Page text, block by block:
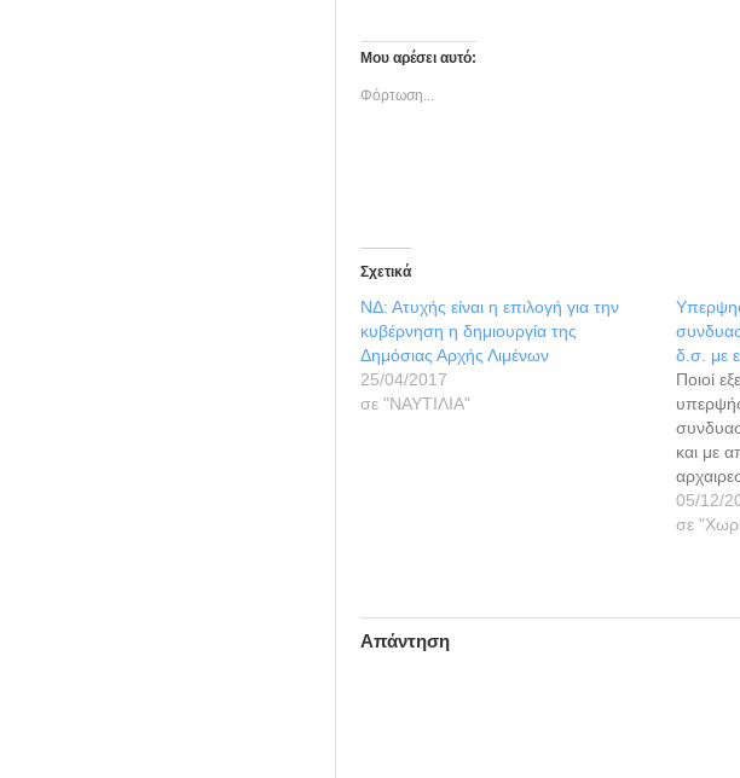
Μου αρέσει αυτό:
Φόρτωση...
Σχετικά
ΝΔ: Ατυχής είναι η επιλογή για την
κυβέρνηση η δημιουργία της
Δημόσιας Αρχής Λιμένων
25/04/2017
σε "ΝΑΥΤΙΛΙΑ"
δ.σ. με
Ποιοί
και με
05/12/
σε
Απάντηση